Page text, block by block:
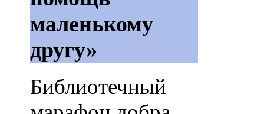
маленькому
другу»
Библиотечный